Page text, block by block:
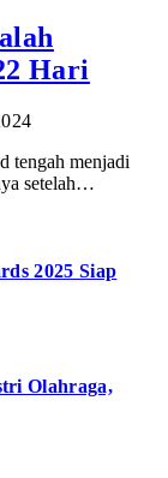
Hari
tengah menjadi
setelah…
2025 Siap
Olahraga,